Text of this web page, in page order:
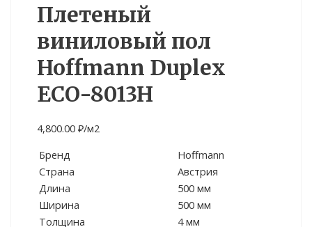
Плетеный
виниловый пол
Hoffmann Duplex
ECO-8013H
4,800.00₽/м2
Бренд
Hoffmann
Страна
Австрия
Длина
500 мм
Ширина
500 мм
Толщина
4 мм